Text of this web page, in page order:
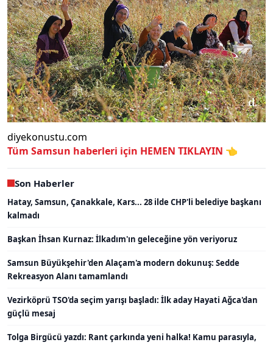
diyekonustu.com
Tüm Samsun haberleri için HEMEN TIKLAYIN 👈
Son Haberler
Hatay, Samsun, Çanakkale, Kars... 28 ilde CHP'li belediye başkanı
kalmadı
Başkan İhsan Kurnaz: İlkadım'ın geleceğine yön veriyoruz
Samsun Büyükşehir'den Alaçam'a modern dokunuş: Sedde
Rekreasyon Alanı tamamlandı
Vezirköprü TSO'da seçim yarışı başladı: İlk aday Hayati Ağca'dan
güçlü mesaj
Tolga Birgücü yazdı: Rant çarkında yeni halka! Kamu parasıyla,